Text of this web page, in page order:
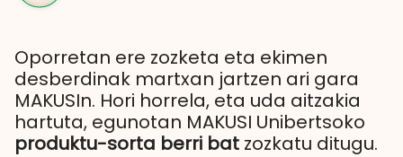
Oporretan ere zozketa eta ekimen
desberdinak martxan jartzen ari gara
MAKUSIn. Hori horrela, eta uda aitzakia
hartuta, egunotan MAKUSI Unibertsoko
produktu-sorta berri bat zozkatu ditugu.